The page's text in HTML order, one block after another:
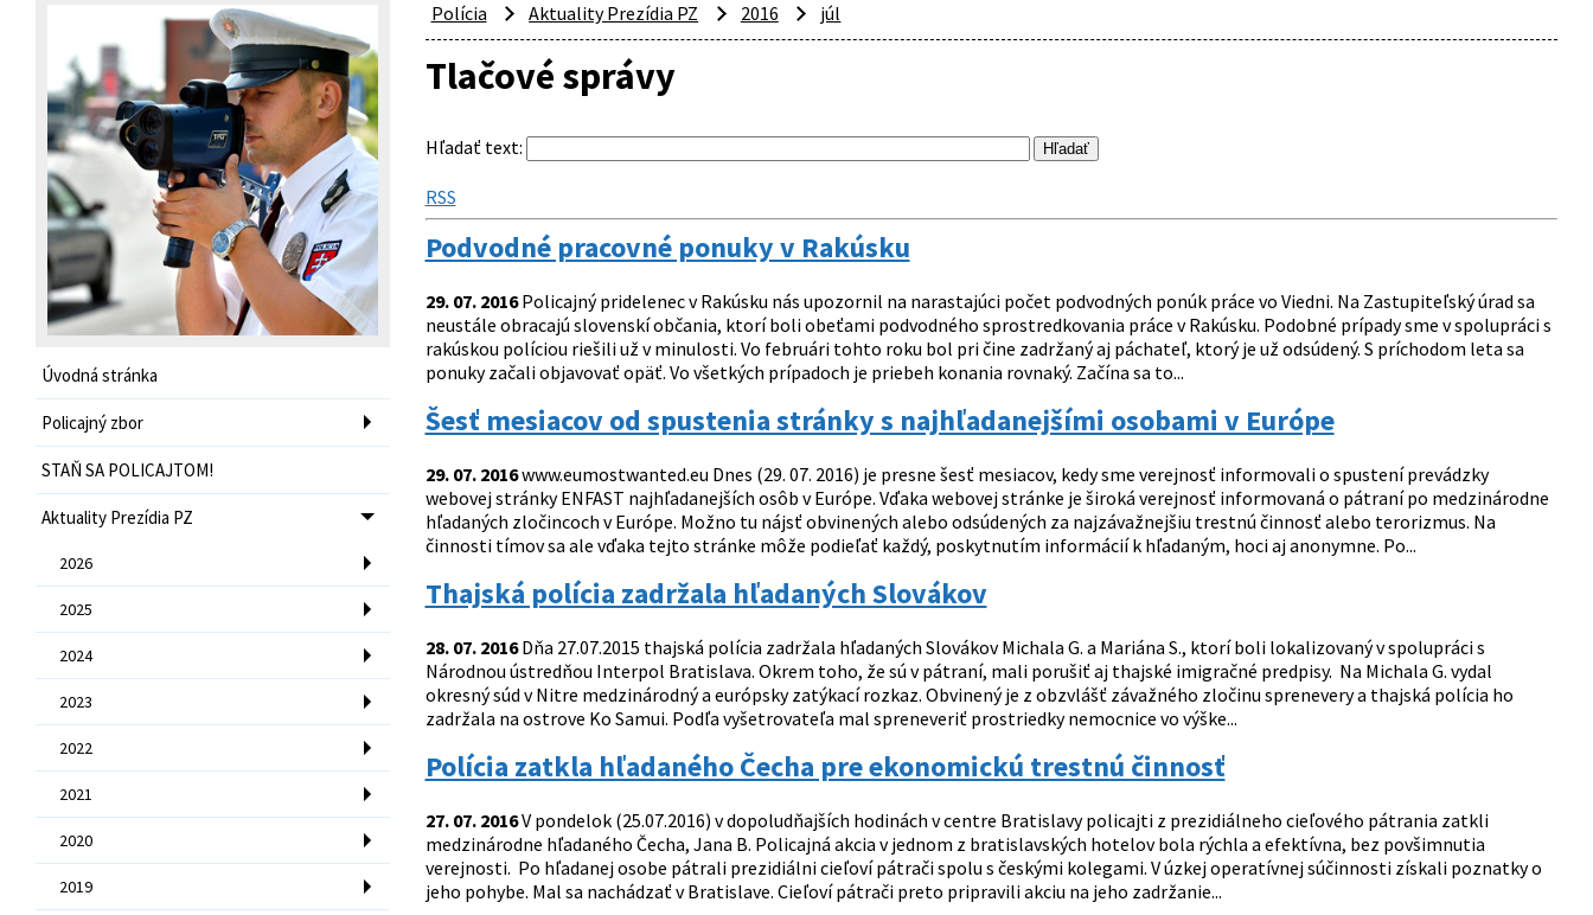
Úvodná stránka
Policajný zbor
STAŇ SA POLICAJTOM!
Aktuality Prezídia PZ
2026
2025
2024
2023
2022
2021
2020
2019
Polícia Aktuality Prezídia PZ 2016 júl
Tlačové správy
Hľadať text:
RSS
Podvodné pracovné ponuky v Rakúsku
29. 07. 2016Policajný pridelenec v Rakúsku nás upozornil na narastajúci počet podvodných ponúk práce vo Viedni. Na Zastupiteľský úrad sa
neustále obracajú slovenskí občania, ktorí boli obeťami podvodného sprostredkovania práce v Rakúsku. Podobné prípady sme v spolupráci s
rakúskou políciou riešili už v minulosti. Vo februári tohto roku bol pri čine zadržaný aj páchateľ, ktorý je už odsúdený. S príchodom leta sa
ponuky začali objavovať opäť. Vo všetkých prípadoch je priebeh konania rovnaký. Začína sa to...
Šesť mesiacov od spustenia stránky s najhľadanejšími osobami v Európe
29. 07. 2016www.eumostwanted.eu Dnes (29. 07. 2016) je presne šesť mesiacov, kedy sme verejnosť informovali o spustení prevádzky
webovej stránky ENFAST najhľadanejších osôb v Európe. Vďaka webovej stránke je široká verejnosť informovaná o pátraní po medzinárodne
hľadaných zločincoch v Európe. Možno tu nájsť obvinených alebo odsúdených za najzávažnejšiu trestnú činnosť alebo terorizmus. Na
činnosti tímov sa ale vďaka tejto stránke môže podieľať každý, poskytnutím informácií k hľadaným, hoci aj anonymne. Po...
Thajská polícia zadržala hľadaných Slovákov
28. 07. 2016Dňa 27.07.2015 thajská polícia zadržala hľadaných Slovákov Michala G. a Mariána S., ktorí boli lokalizovaný v spolupráci s
Národnou ústredňou Interpol Bratislava. Okrem toho, že sú v pátraní, mali porušiť aj thajské imigračné predpisy. Na Michala G. vydal
okresný súd v Nitre medzinárodný a európsky zatýkací rozkaz. Obvinený je z obzvlášť závažného zločinu sprenevery a thajská polícia ho
zadržala na ostrove Ko Samui. Podľa vyšetrovateľa mal spreneveriť prostriedky nemocnice vo výške...
Polícia zatkla hľadaného Čecha pre ekonomickú trestnú činnosť
27. 07. 2016V pondelok (25.07.2016) v dopoludňajších hodinách v centre Bratislavy policajti z prezidiálneho cieľového pátrania zatkli
medzinárodne hľadaného Čecha, Jana B. Policajná akcia v jednom z bratislavských hotelov bola rýchla a efektívna, bez povšimnutia
verejnosti. Po hľadanej osobe pátrali prezidiálni cieľoví pátrači spolu s českými kolegami. V úzkej operatívnej súčinnosti získali poznatky o
jeho pohybe. Mal sa nachádzať v Bratislave. Cieľoví pátrači preto pripravili akciu na jeho zadržanie...